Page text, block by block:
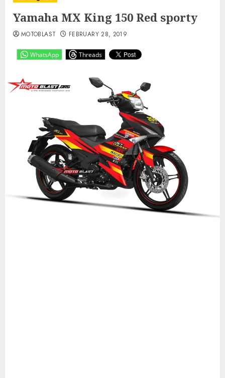
Yamaha MX King 150 Red sporty
WhatsApp Threads
MOTOBLAST FEBRUARY 28, 2019